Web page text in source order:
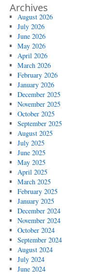
Archives
August 2026
July 2026
June 2026
May 2026
April 2026
March 2026
February 2026
January 2026
December 2025
November 2025
October 2025
September 2025
August 2025
July 2025
June 2025
May 2025
April 2025
March 2025
February 2025
January 2025
December 2024
November 2024
October 2024
September 2024
August 2024
July 2024
June 2024